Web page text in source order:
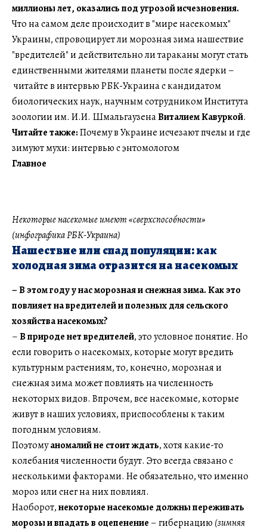
миллионы лет, оказались под угрозой исчезновения.
Что на самом деле происходит в "мире насекомых"
Украины, спровоцирует ли морозная зима нашествие
"вредителей" и действительно ли тараканы могут стать
единственными жителями планеты после ядерки –
читайте в интервью РБК-Украина с кандидатом
биологических наук, научным сотрудником Института
зоологии им. И.И. ШмальгаузенаВиталием Кавуркой.
Читайте также:Почему в Украине исчезают пчелы и где
зимуют мухи: интервью с энтомологом
Главное
Некоторые насекомые имеют «сверхспособности»
(инфографика РБК-Украина)
Нашествие или спад популяции: как
холодная зима отразится на насекомых
– В этом году у нас морозная и снежная зима. Как это
повлияет на вредителей и полезных для сельского
хозяйства насекомых?
–В природе нет вредителей, это условное понятие. Но
если говорить о насекомых, которые могут вредить
культурным растениям, то, конечно, морозная и
снежная зима может повлиять на численность
некоторых видов. Впрочем, все насекомые, которые
живут в наших условиях, приспособлены к таким
погодным условиям.
Поэтомуаномалий не стоит ждать, хотя какие-то
колебания численности будут. Это всегда связано с
несколькими факторами. Не обязательно, что именно
мороз или снег на них повлиял.
Наоборот,некоторые насекомые должны переживать
морозы и впадать в оцепенение – гибернацию (зимняя